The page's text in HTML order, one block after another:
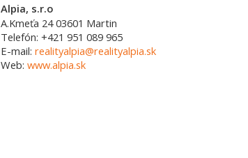
Alpia, s.r.o
A.Kmeťa 24 03601 Martin
Telefón: +421 951 089 965
E-mail: realityalpia@realityalpia.sk
Web: www.alpia.sk